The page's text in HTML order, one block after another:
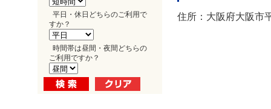
平日・休日どちらのご利用で
すか？
時間帯は昼間・夜間どちらの
ご利用ですか？
住所：大阪府大阪市